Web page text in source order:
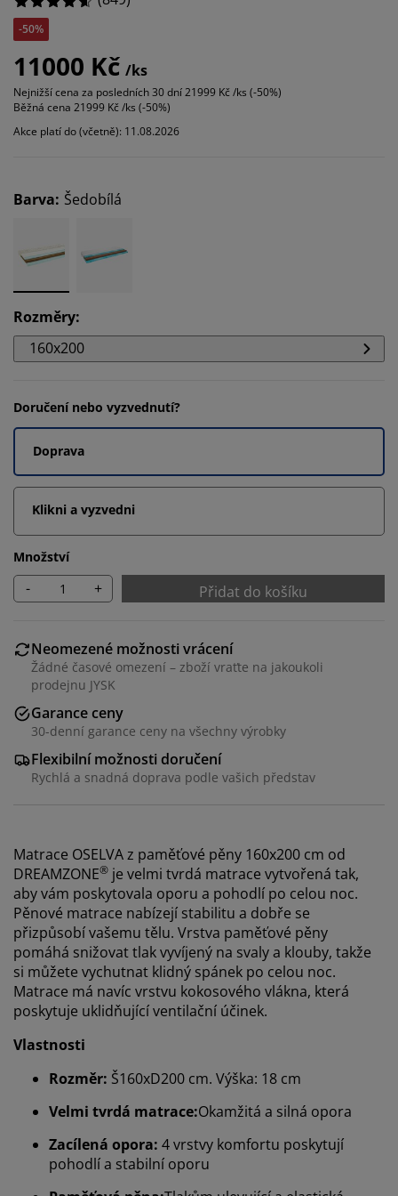
-50%
11000 Kč /ks
Nejnižší cena za posledních 30 dní21999 Kč /ks (-50%)
Běžná cena 21999 Kč /ks (-50%)
Akce platí do (včetně): 11.08.2026
Barva: Šedobílá
Rozměry:
160x200
Doručení nebo vyzvednutí?
Doprava
Klikni a vyzvedni
Množství
- + Přidat do košíku
Neomezené možnosti vrácení
Žádné časové omezení – zboží vraťte na jakoukoli
prodejnu JYSK
Garance ceny
30-denní garance ceny na všechny výrobky
Flexibilní možnosti doručení
Rychlá a snadná doprava podle vašich představ
Matrace OSELVA z paměťové pěny 160x200 cm od
DREAMZONE® je velmi tvrdá matrace vytvořená tak,
aby vám poskytovala oporu a pohodlí po celou noc.
Pěnové matrace nabízejí stabilitu a dobře se
přizpůsobí vašemu tělu. Vrstva paměťové pěny
pomáhá snižovat tlak vyvíjený na svaly a klouby, takže
si můžete vychutnat klidný spánek po celou noc.
Matrace má navíc vrstvu kokosového vlákna, která
poskytuje uklidňující ventilační účinek.
Vlastnosti
Rozměr: Š160xD200 cm. Výška: 18 cm
Velmi tvrdá matrace:Okamžitá a silná opora
Zacílená opora: 4 vrstvy komfortu poskytují
pohodlí a stabilní oporu